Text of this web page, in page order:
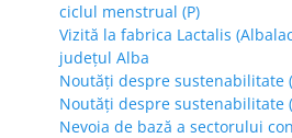
ciclul menstrual (P)
Vizită la fabrica Lactalis
județul Alba
Noutăți despre sustenabilitate
Noutăți despre sustenabilitate
Nevoia de bază a sectorului